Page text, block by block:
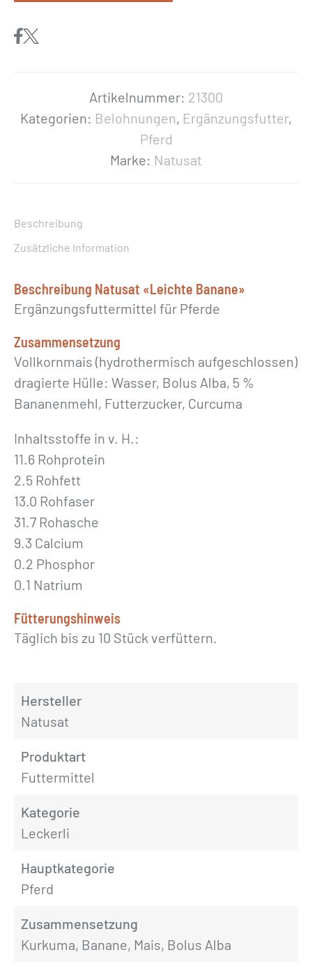
s
t
a
n
n
e
»
M
n
g
e
Artikelnummer: 21300
Kategorien: Belohnungen, Ergänzungsfutter,
Pferd
Marke: Natusat
Beschreibung
Zusätzliche Information
Beschreibung Natusat «Leichte Banane»
Ergänzungsfuttermittel für Pferde
Zusammensetzung
Vollkornmais (hydrothermisch aufgeschlossen)
dragierte Hülle: Wasser, Bolus Alba, 5 %
Bananenmehl, Futterzucker, Curcuma
Inhaltsstoffe in v. H.:
11.6 Rohprotein
2.5 Rohfett
13.0 Rohfaser
31.7 Rohasche
9.3 Calcium
0.2 Phosphor
0.1 Natrium
Fütterungshinweis
Täglich bis zu 10 Stück verfüttern.
Hersteller
Natusat
Produktart
Futtermittel
Kategorie
Leckerli
Hauptkategorie
Pferd
Zusammensetzung
Kurkuma, Banane, Mais, Bolus Alba